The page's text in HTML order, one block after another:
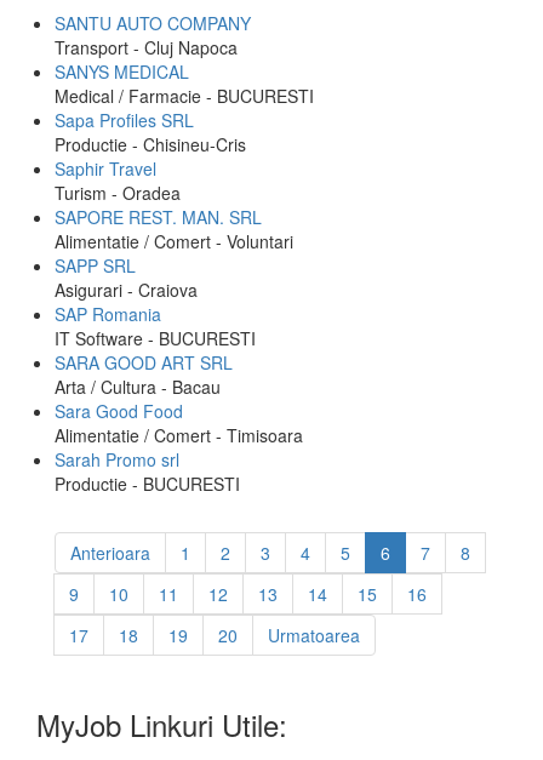
SANTU AUTO COMPANY
Transport - Cluj Napoca
SANYS MEDICAL
Medical / Farmacie - BUCURESTI
Sapa Profiles SRL
Productie - Chisineu-Cris
Saphir Travel
Turism - Oradea
SAPORE REST. MAN. SRL
Alimentatie / Comert - Voluntari
SAPP SRL
Asigurari - Craiova
SAP Romania
IT Software - BUCURESTI
SARA GOOD ART SRL
Arta / Cultura - Bacau
Sara Good Food
Alimentatie / Comert - Timisoara
Sarah Promo srl
Productie - BUCURESTI
Anterioara 1 2 3 4 5 6 7
8
9
10 11 12 13 14 15
16
17
18 19 20 Urmatoarea
MyJob Linkuri Utile: